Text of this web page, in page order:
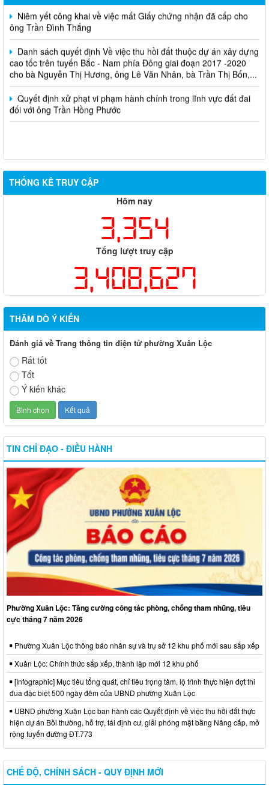
Niêm yết công khai về việc mất Giấy chứng nhận đã cấp cho
ông Trần Đình Thắng
Danh sách quyết định Về việc thu hồi đất thuộc dự án xây dựng
cao tốc trên tuyến Bắc - Nam phía Đông giai đoạn 2017 -2020
cho bà Nguyễn Thị Hương, ông Lê Văn Nhân, bà Trần Thị Bốn,...
Quyết định xử phạt vi phạm hành chính trong lĩnh vực đất đai
đối với ông Trần Hồng Phước
THỐNG KÊ TRUY CẬP
Hôm nay
3,354
Tổng lượt truy cập
3,408,627
THĂM DÒ Ý KIẾN
Đánh giá về Trang thông tin điện tử phường Xuân Lộc
Rất tốt
Tốt
Ý kiến khác
TIN CHỈ ĐẠO - ĐIỀU HÀNH
Phường Xuân Lộc: Tăng cường công tác phòng, chống tham nhũng, tiêu
cực tháng 7 năm 2026
Phường Xuân Lộc thông báo nhân sự và trụ sở 12 khu phố mới sau sắp xếp
Xuân Lộc: Chính thức sắp xếp, thành lập mới 12 khu phố
[Infographic] Mục tiêu tổng quát, chỉ tiêu trọng tâm, lộ trình thực hiện đợt thi
đua đặc biệt 500 ngày đêm của UBND phường Xuân Lộc
UBND phường Xuân Lộc ban hành các Quyết định về việc thu hồi đất thực
hiện dự án Bồi thường, hỗ trợ, tái định cư, giải phóng mặt bằng Nâng cấp, mở
rộng tuyến đường ĐT.773
CHẾ ĐỘ, CHÍNH SÁCH - QUY ĐỊNH MỚI